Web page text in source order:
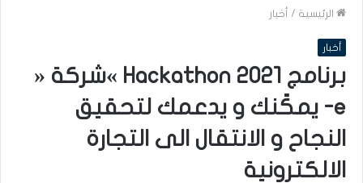
الرئيسية / أخبار
أخبار
برنامج Hackathon 2021 »شركة «
e- يمكًنك و يدعمك لتحقيق
النجاح و الانتقال الى التجارة
الالكترونية